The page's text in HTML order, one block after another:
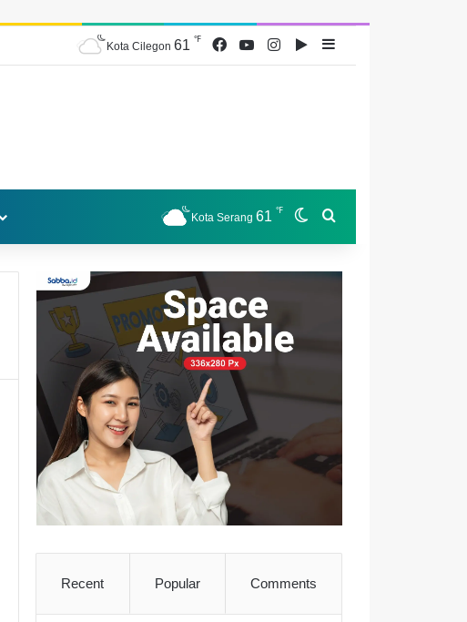
Kota Cilegon 61 ℉ FacebookYouTubeInstagram
Google Play
Kota Serang 61 ℉ Switch skin
Recent Popular Comments